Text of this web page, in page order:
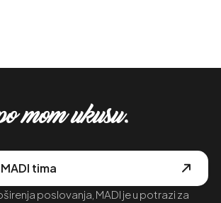
mom ukusu.
tima
poslovanja, MADI je u potrazi za